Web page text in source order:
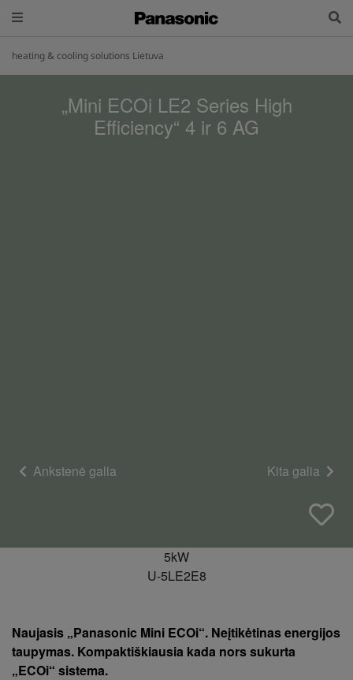
heating & cooling solutions Lietuva
„Mini ECOi LE2 Series High
Efficiency“ 4 ir 6 AG
Ankstenė galia Kita galia
5kW
U-5LE2E8
Naujasis „Panasonic Mini ECOi“. Neįtikėtinas energijos
taupymas. Kompaktiškiausia kada nors sukurta
„ECOi“ sistema.